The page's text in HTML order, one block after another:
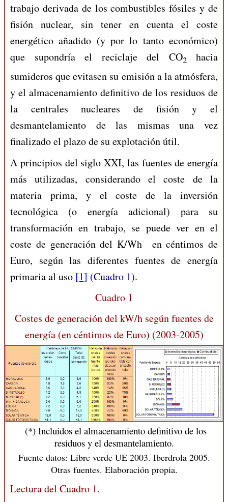
trabajo derivada de los combustibles fósiles y de
fisión nuclear, sin tener en cuenta el coste
energético añadido (y por lo tanto económico)
que supondría el reciclaje del CO2 hacia
sumideros que evitasen su emisión a la atmósfera,
y el almacenamiento definitivo de los residuos de
la centrales nucleares de fisión y el
desmantelamiento de las mismas una vez
finalizado el plazo de su explotación útil.
A principios del siglo XXI, las fuentes de energía
más utilizadas, considerando el coste de la
materia prima, y el coste de la inversión
tecnológica (o energía adicional) para su
transformación en trabajo, se puede ver en el
coste de generación del K/Wh en céntimos de
Euro, según las diferentes fuentes de energía
primaria al uso [1] (Cuadro 1).
Cuadro 1
Costes de generación del kW/h según fuentes de
energía (en céntimos de Euro) (2003-2005)
(*) Incluidos el almacenamiento definitivo de los
residuos y el desmantelamiento.
Fuente datos: Libre verde UE 2003. Iberdrola 2005.
Otras fuentes. Elaboración propia.
Lectura del Cuadro 1.